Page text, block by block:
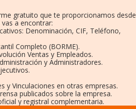
gratuito que te proporcionamos desde
a encontrar:
Denominación, CIF, Teléfono,
Completo (BORME).
Ventas y Empleados.
y Administradores.
y Vinculaciones en otras empresas.
publicados sobre la empresa.
y registral complementaria.